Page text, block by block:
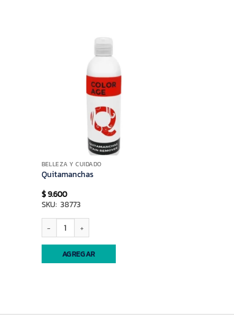
BELLEZA Y CUIDADO
Quitamanchas
$9.600
SKU: 38773
Quitamanchas cantidad
AGREGAR